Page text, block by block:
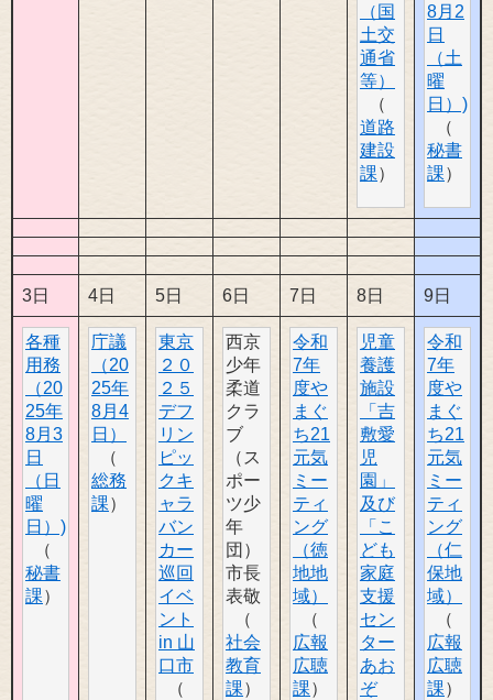
（国
土交
通省
等）
道路
建設
課
8月2
日
（土
曜
日）)
秘書
課
3日 4日 5日 6日 7日 8日 9日
各種
用務
（20
25年
8月3
日
（日
曜
日）)
秘書
課
庁議
（20
25年
8月4
日）
総務
課
東京
２０
２５
デフ
リン
ピッ
クキ
ャラ
バン
カー
巡回
イベ
ント
in 山
口市
西京
少年
柔道
クラ
ブ
（ス
ポー
ツ少
年
団）
市長
表敬
社会
教育
課
令和
7年
度や
まぐ
ち21
元気
ミー
ティ
ング
（徳
地地
域）
広報
広聴
課
児童
養護
施設
「吉
敷愛
児
園」
及び
「こ
ども
家庭
支援
セン
ター
あお
ぞ
令和
7年
度や
まぐ
ち21
元気
ミー
ティ
ング
（仁
保地
域）
広報
広聴
課